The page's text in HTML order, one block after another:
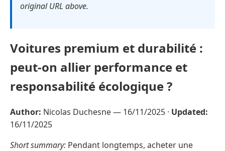
original URL above.
Voitures premium et durabilité :
peut-on allier performance et
responsabilité écologique ?
Author: Nicolas Duchesne — 16/11/2025 · Updated:
16/11/2025
Short summary: Pendant longtemps, acheter une